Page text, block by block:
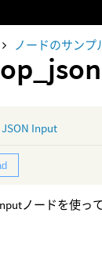
ノードのサンプ
JSON Input
ノードを使